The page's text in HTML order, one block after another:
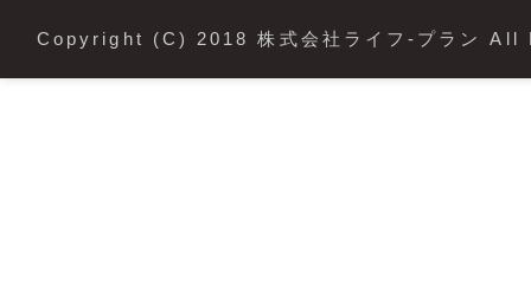
Copyright (C) 2018 株式会社ライフ-プラン